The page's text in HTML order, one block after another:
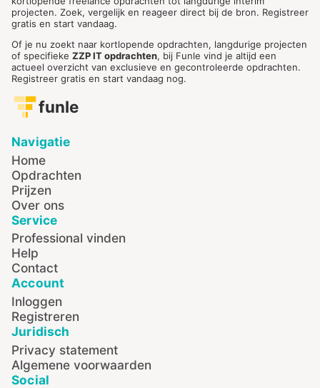
projecten. Zoek, vergelijk en reageer direct bij de bron. Registreer
gratis en start vandaag.
Of je nu zoekt naar kortlopende opdrachten, langdurige projecten
of specifieke ZZP IT opdrachten, bij Funle vind je altijd een
actueel overzicht van exclusieve en gecontroleerde opdrachten.
Registreer gratis en start vandaag nog.
funle
Navigatie
Home
Opdrachten
Prijzen
Over ons
Service
Professional vinden
Help
Contact
Account
Inloggen
Registreren
Juridisch
Privacy statement
Algemene voorwaarden
Social